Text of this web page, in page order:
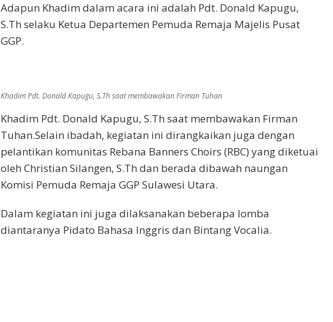
Adapun Khadim dalam acara ini adalah Pdt. Donald Kapugu,
S.Th selaku Ketua Departemen Pemuda Remaja Majelis Pusat
GGP.
Khadim Pdt. Donald Kapugu, S.Th saat membawakan Firman Tuhan
Khadim Pdt. Donald Kapugu, S.Th saat membawakan Firman
Tuhan.Selain ibadah, kegiatan ini dirangkaikan juga dengan
pelantikan komunitas Rebana Banners Choirs (RBC) yang diketuai
oleh Christian Silangen, S.Th dan berada dibawah naungan
Komisi Pemuda Remaja GGP Sulawesi Utara.
Dalam kegiatan ini juga dilaksanakan beberapa lomba
diantaranya Pidato Bahasa Inggris dan Bintang Vocalia.